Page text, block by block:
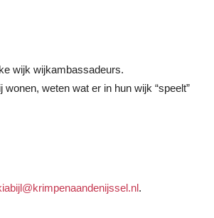
wijk wijkambassadeurs.
weten wat er in hun wijk “speelt”
.